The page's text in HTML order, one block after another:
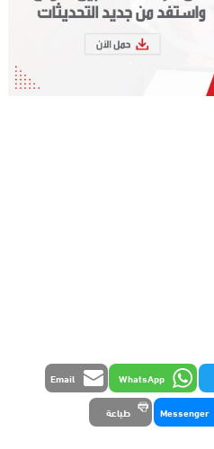
WhatsApp
Email
Messenger طباعة